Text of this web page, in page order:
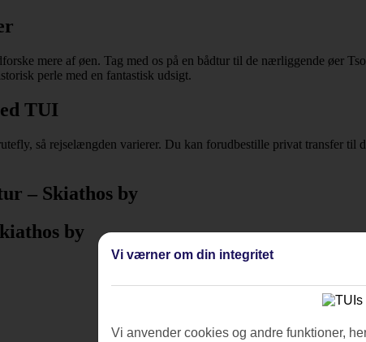
mere af øen. Tag med os på en bådtur til de nærliggende øer
perle med en fantastisk udsigt.
TUI
så rejselængden varierer. Du kan forudbestille privat transfer til
– Skiathos by
by
Vi værner om din integritet
Vi anvender cookies og andre funktioner,